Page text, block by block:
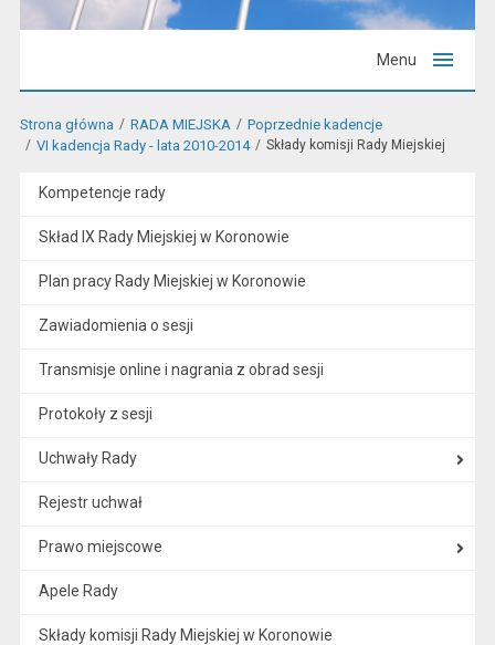
Menu
Strona główna RADA MIEJSKA
Poprzednie kadencje
VI kadencja Rady - lata 2010-2014
Składy komisji Rady Miejskiej
Kompetencje rady
Skład IX Rady Miejskiej w Koronowie
Plan pracy Rady Miejskiej w Koronowie
Zawiadomienia o sesji
Transmisje online i nagrania z obrad sesji
Protokoły z sesji
Uchwały Rady
Rejestr uchwał
Prawo miejscowe
Apele Rady
Składy komisji Rady Miejskiej w Koronowie